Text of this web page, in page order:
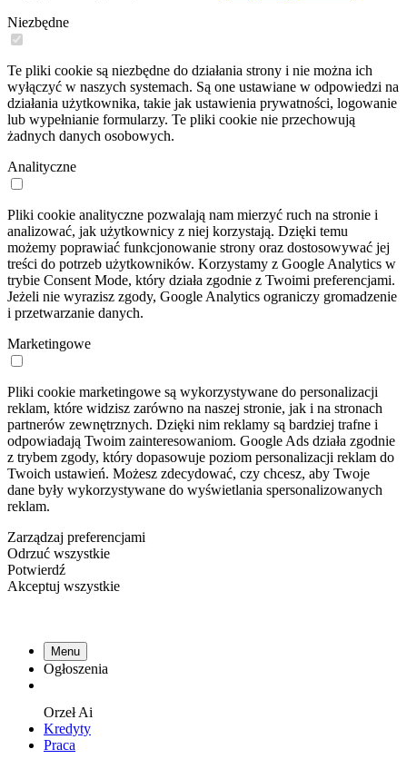
Niezbędne
Te pliki cookie są niezbędne do działania strony i nie można ich
wyłączyć w naszych systemach. Są one ustawiane w odpowiedzi na
działania użytkownika, takie jak ustawienia prywatności, logowanie
lub wypełnianie formularzy. Te pliki cookie nie przechowują
żadnych danych osobowych.
Analityczne
Pliki cookie analityczne pozwalają nam mierzyć ruch na stronie i
analizować, jak użytkownicy z niej korzystają. Dzięki temu
możemy poprawiać funkcjonowanie strony oraz dostosowywać jej
treści do potrzeb użytkowników. Korzystamy z Google Analytics w
trybie Consent Mode, który działa zgodnie z Twoimi preferencjami.
Jeżeli nie wyrazisz zgody, Google Analytics ograniczy gromadzenie
i przetwarzanie danych.
Marketingowe
Pliki cookie marketingowe są wykorzystywane do personalizacji
reklam, które widzisz zarówno na naszej stronie, jak i na stronach
partnerów zewnętrznych. Dzięki nim reklamy są bardziej trafne i
odpowiadają Twoim zainteresowaniom. Google Ads działa zgodnie
z trybem zgody, który dopasowuje poziom personalizacji reklam do
Twoich ustawień. Możesz zdecydować, czy chcesz, aby Twoje
dane były wykorzystywane do wyświetlania spersonalizowanych
reklam.
Zarządzaj preferencjami
Odrzuć wszystkie
Potwierdź
Akceptuj wszystkie
Menu
Ogłoszenia
OrzełAi
Kredyty
Praca